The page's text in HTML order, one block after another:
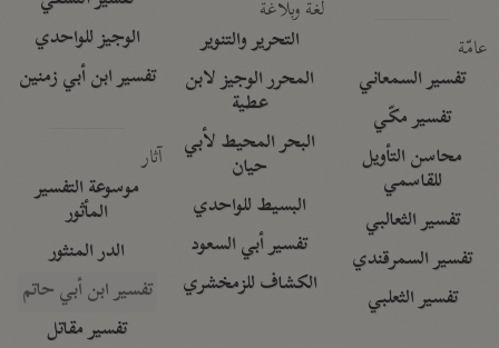
عامّة
تفسير السمعاني
تفسير مكّي
محاسن التأويل
للقاسمي
تفسير الثعالبي
تفسير السمرقندي
تفسير الثعلبي
لغة وبلاغة
التحرير والتنوير
المحرر الوجيز لابن
عطية
البحر المحيط لأبي
حيان
البسيط للواحدي
تفسير أبي السعود
الكشاف للزمخشري
الوجيز للواحدي
تفسير ابن أبي زمنين
آثار
موسوعة التفسير
المأثور
الدر المنثور
تفسير ابن أبي حاتم
تفسير مقاتل